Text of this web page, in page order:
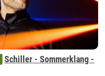
Schiller - Sommerklang -